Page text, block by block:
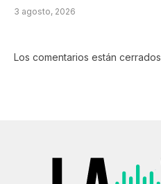
3 agosto, 2026
Los comentarios están cerrados